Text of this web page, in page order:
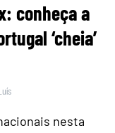
conheça a
‘cheia’
nesta